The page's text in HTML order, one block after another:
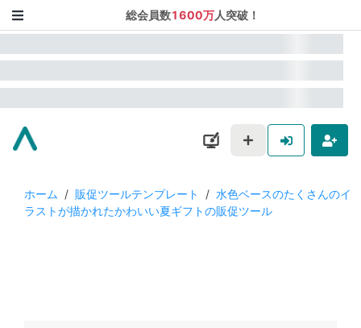
総会員数1600万人突破！
ホーム / 販促ツールテンプレート / 水色ベースのたくさんのイ
ラストが描かれたかわいい夏ギフトの販促ツール